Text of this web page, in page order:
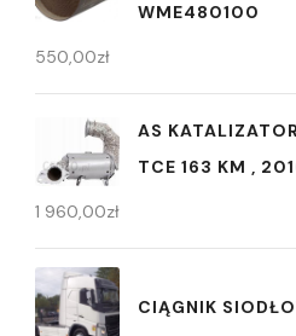
WME480100
550,00zł
AS
TCE 163 KM ,
1 960,00zł
CIĄGNIK